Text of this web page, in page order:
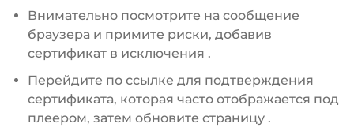
Внимательно посмотрите на сообщение
браузера и примите риски, добавив
сертификат в исключения .
Перейдите по ссылке для подтверждения
сертификата, которая часто отображается под
плеером, затем обновите страницу .